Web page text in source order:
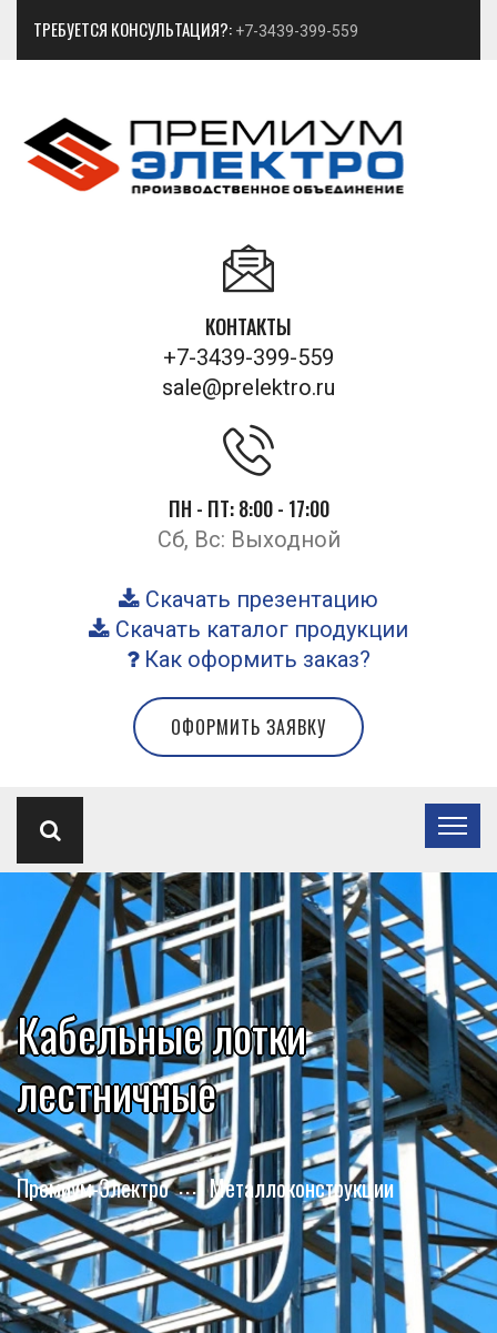
ТРЕБУЕТСЯ КОНСУЛЬТАЦИЯ?: +7-3439-399-559
КОНТАКТЫ
+7-3439-399-559
sale@prelektro.ru
ПН - ПТ: 8:00 - 17:00
Сб, Вс: Выходной
Скачать презентацию
Скачать каталог продукции
Как оформить заказ?
ОФОРМИТЬ ЗАЯВКУ
Кабельные лотки
лестничные
Премиум-Электро Металлоконструкции